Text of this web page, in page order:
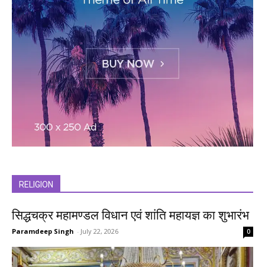
RELIGION
सिद्धचक्र महामण्डल विधान एवं शांति महायज्ञ का शुभारंभ
Paramdeep Singh - July 22, 2026 0